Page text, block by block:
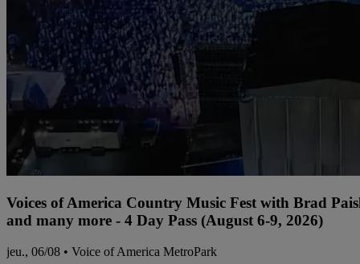
Voices of America Country Music Fest with Brad
and many more - 4 Day Pass (August 6-9, 2026)
jeu., 06/08 • Voice of America MetroPark